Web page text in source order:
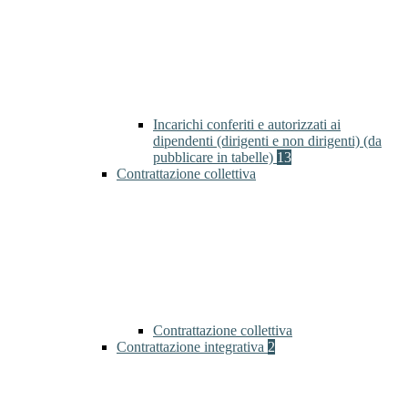
Incarichi conferiti e autorizzati ai
dipendenti (dirigenti e non dirigenti) (da
pubblicare in tabelle) 13
Contrattazione collettiva
Contrattazione collettiva
Contrattazione integrativa 2